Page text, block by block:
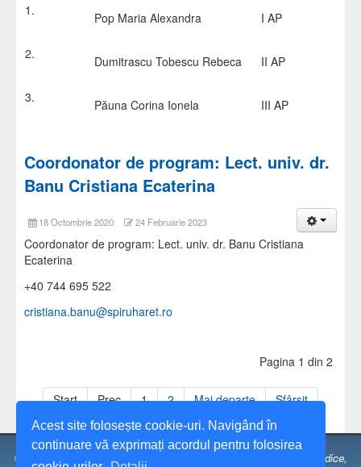
Acest site folosește cookie-uri. Navigând în
continuare vă exprimați acordul pentru folosirea
1.
Pop Maria Alexandra I AP
2. Dumitrascu Tobescu Rebeca II AP
3. Păuna Corina Ionela III AP
Coordonator de program: Lect. univ. dr.
Banu Cristiana Ecaterina
18 Octombrie 2020 24 Februarie 2023
Coordonator de program: Lect. univ. dr. Banu Cristiana
Ecaterina
+40 744 695 522
cristiana.banu@spiruharet.ro
Pagina 1 din 2
Start Prec 1 2 Mai departe Sfârșit
© 1991 - 2026 Universitatea Spiru Haret,
Facultatea de Științe Juridice,